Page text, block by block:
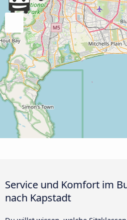
Service und Komfort im
nach Kapstadt